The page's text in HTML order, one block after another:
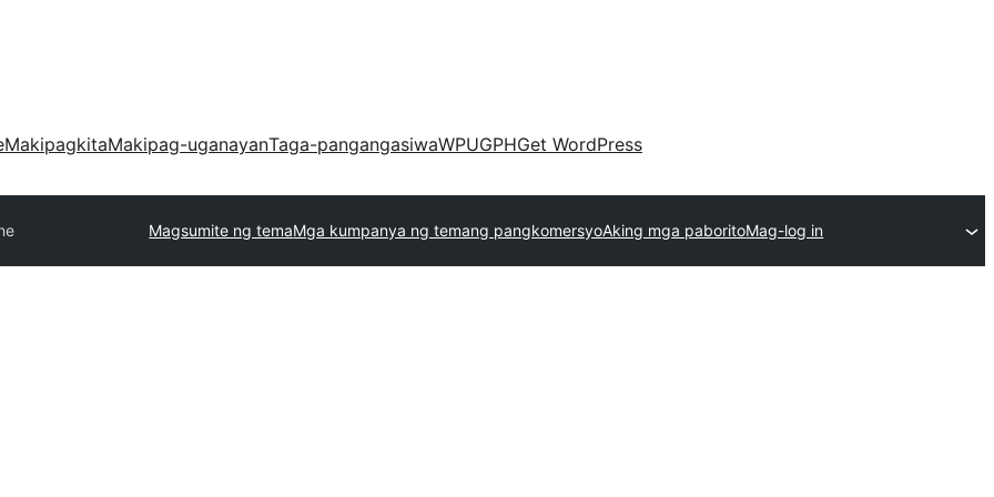
MakipagkitaMakipag-uganayanTaga-pangangasiwaWPUGPHGet WordPress
Magsumite ng temaMga kumpanya ng temang pangkomersyoAking mga paboritoMag-log in